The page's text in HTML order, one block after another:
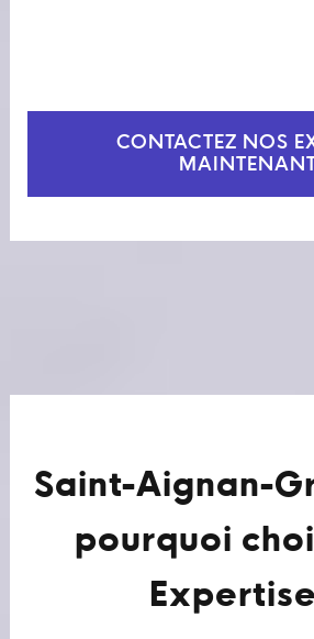
CONTACTEZ NOS
MAINTENANT
Saint-Aignan-
pourquoi